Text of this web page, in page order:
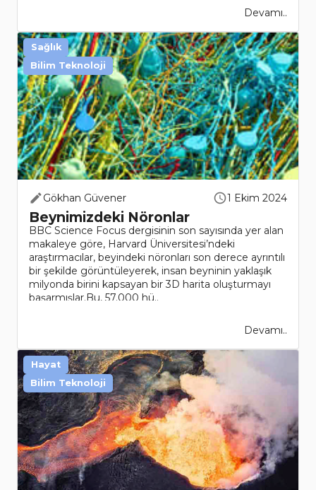
Devamı..
Gökhan Güvener 1 Ekim 2024
Beynimizdeki Nöronlar
BBC Science Focus dergisinin son sayısında yer alan
makaleye göre, Harvard Üniversitesi’ndeki
araştırmacılar, beyindeki nöronları son derece ayrıntılı
bir şekilde görüntüleyerek, insan beyninin yaklaşık
milyonda birini kapsayan bir 3D harita oluşturmayı
başarmışlar.Bu, 57.000 hü..
Devamı..
Sağlık
Bilim Teknoloji
Hayat
Bilim Teknoloji